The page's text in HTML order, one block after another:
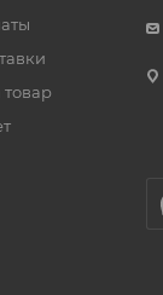
товар